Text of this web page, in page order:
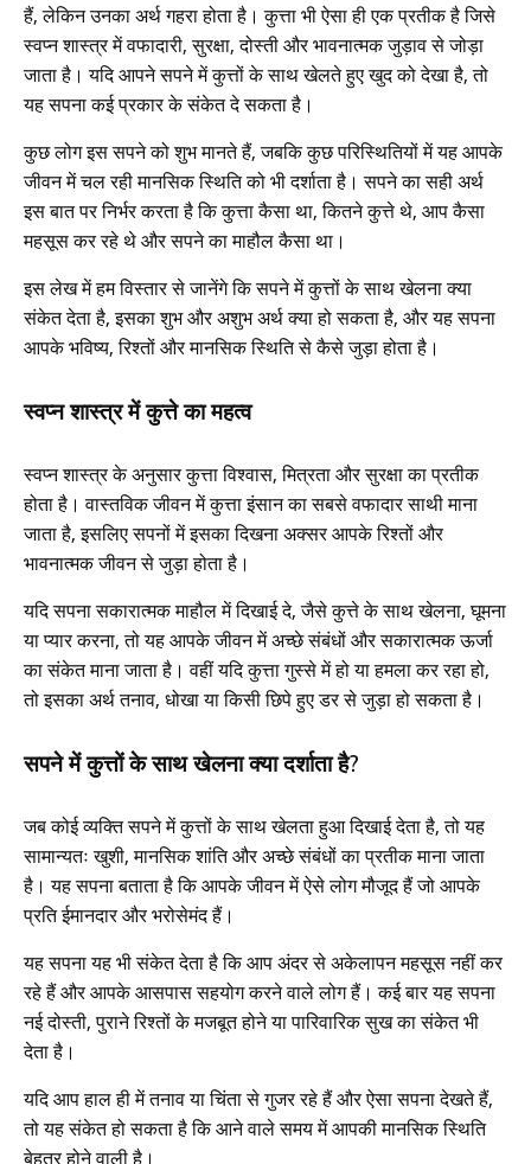
हैं, लेकिन उनका अर्थ गहरा होता है। कुत्ता भी ऐसा ही एक प्रतीक है जिसे
स्वप्न शास्त्र में वफादारी, सुरक्षा, दोस्ती और भावनात्मक जुड़ाव से जोड़ा
जाता है। यदि आपने सपने में कुत्तों के साथ खेलते हुए खुद को देखा है, तो
यह सपना कई प्रकार के संकेत दे सकता है।
कुछ लोग इस सपने को शुभ मानते हैं, जबकि कुछ परिस्थितियों में यह आपके
जीवन में चल रही मानसिक स्थिति को भी दर्शाता है। सपने का सही अर्थ
इस बात पर निर्भर करता है कि कुत्ता कैसा था, कितने कुत्ते थे, आप कैसा
महसूस कर रहे थे और सपने का माहौल कैसा था।
इस लेख में हम विस्तार से जानेंगे कि सपने में कुत्तों के साथ खेलना क्या
संकेत देता है, इसका शुभ और अशुभ अर्थ क्या हो सकता है, और यह सपना
आपके भविष्य, रिश्तों और मानसिक स्थिति से कैसे जुड़ा होता है।
स्वप्न शास्त्र में कुत्ते का महत्व
स्वप्न शास्त्र के अनुसार कुत्ता विश्वास, मित्रता और सुरक्षा का प्रतीक
होता है। वास्तविक जीवन में कुत्ता इंसान का सबसे वफादार साथी माना
जाता है, इसलिए सपनों में इसका दिखना अक्सर आपके रिश्तों और
भावनात्मक जीवन से जुड़ा होता है।
यदि सपना सकारात्मक माहौल में दिखाई दे, जैसे कुत्ते के साथ खेलना, घूमना
या प्यार करना, तो यह आपके जीवन में अच्छे संबंधों और सकारात्मक ऊर्जा
का संकेत माना जाता है। वहीं यदि कुत्ता गुस्से में हो या हमला कर रहा हो,
तो इसका अर्थ तनाव, धोखा या किसी छिपे हुए डर से जुड़ा हो सकता है।
सपने में कुत्तों के साथ खेलना क्या दर्शाता है?
जब कोई व्यक्ति सपने में कुत्तों के साथ खेलता हुआ दिखाई देता है, तो यह
सामान्यतः खुशी, मानसिक शांति और अच्छे संबंधों का प्रतीक माना जाता
है। यह सपना बताता है कि आपके जीवन में ऐसे लोग मौजूद हैं जो आपके
प्रति ईमानदार और भरोसेमंद हैं।
यह सपना यह भी संकेत देता है कि आप अंदर से अकेलापन महसूस नहीं कर
रहे हैं और आपके आसपास सहयोग करने वाले लोग हैं। कई बार यह सपना
नई दोस्ती, पुराने रिश्तों के मजबूत होने या पारिवारिक सुख का संकेत भी
देता है।
यदि आप हाल ही में तनाव या चिंता से गुजर रहे हैं और ऐसा सपना देखते हैं,
तो यह संकेत हो सकता है कि आने वाले समय में आपकी मानसिक स्थिति
बेहतर होने वाली है।